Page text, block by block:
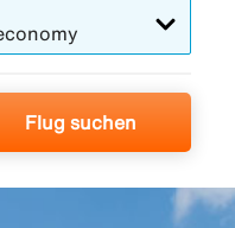
Flug suchen